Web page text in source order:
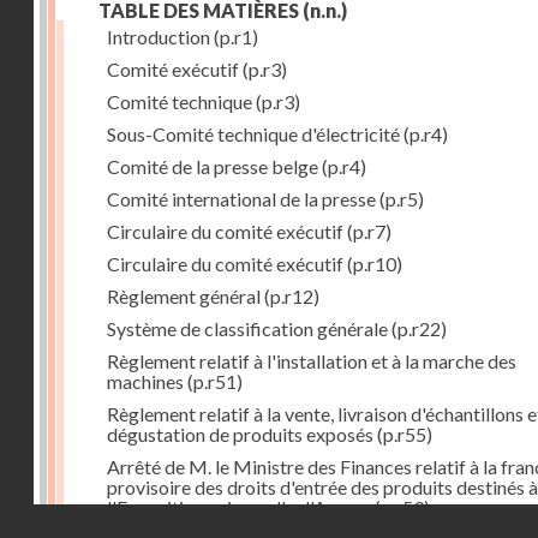
TABLE DES MATIÈRES (n.n.)
Introduction(p.r1)
Comité exécutif(p.r3)
Comité technique(p.r3)
Sous-Comité technique d'électricité(p.r4)
Comité de la presse belge(p.r4)
Comité international de la presse(p.r5)
Circulaire du comité exécutif(p.r7)
Circulaire du comité exécutif(p.r10)
Règlement général(p.r12)
Système de classification générale(p.r22)
Règlement relatif à l'installation et à la marche des
machines (p.r51)
Règlement relatif à la vente, livraison d'échantillons
dégustation de produits exposés (p.r55)
Arrêté de M. le Ministre des Finances relatif à la
provisoire des droits d'entrée des produits destinés à
l'Exposition universelle d'Anvers(p.r59)